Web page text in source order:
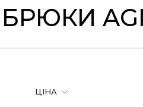
ЦІНА